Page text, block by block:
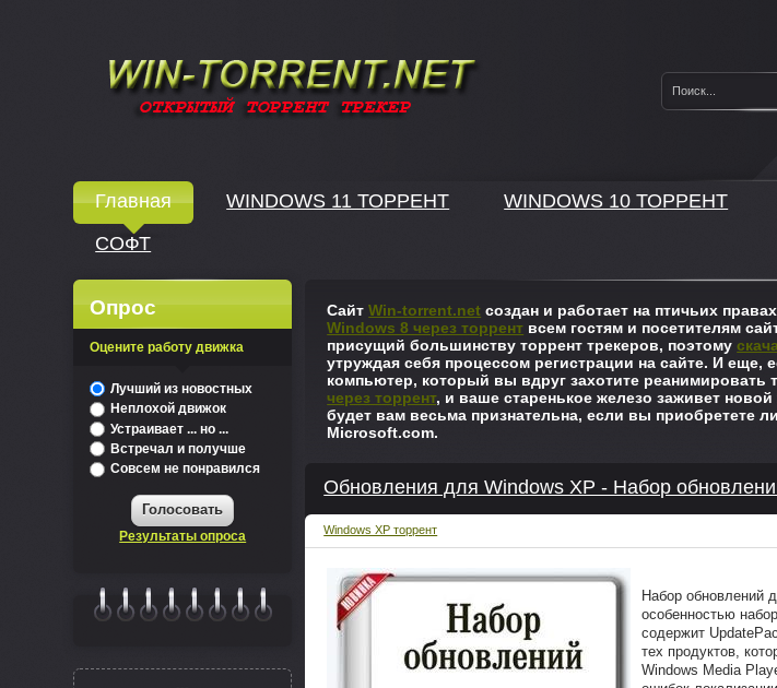
Главная WINDOWS 11 ТОРРЕНТ WINDOWS 10 ТОРРЕНТ
СОФТ
СайтWin-torrent.net создан и работает на птичьих
Windows 8 через торрент всем гостям и посетителям
присущий большинству торрент трекеров, поэтому
утруждая себя процессом регистрации на сайте. И еще,
компьютер, который вы вдруг захотите реанимировать
через торрент, и ваше старенькое железо заживет
будет вам весьма признательна, если вы приобретете
Microsoft.com.
Обновления для Windows XP - Набор
Windows XP торрент
Набор обновлений
особенностью
содержит
тех продуктов,
Windows Media
Опрос
Оцените работу движка
Лучший из новостных
Неплохой движок
Устраивает ... но ...
Встречал и получше
Совсем не понравился
Голосовать
Результаты опроса